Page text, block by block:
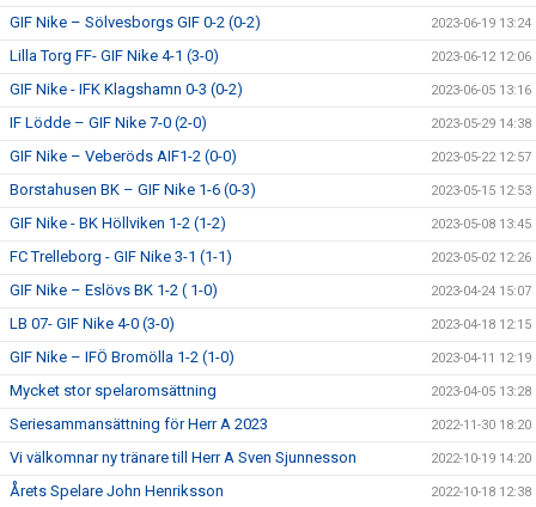
GIF Nike – Sölvesborgs GIF 0-2 (0-2) 2023-06-19 13:24
Lilla Torg FF- GIF Nike 4-1 (3-0) 2023-06-12 12:06
GIF Nike - IFK Klagshamn 0-3 (0-2) 2023-06-05 13:16
IF Lödde – GIF Nike 7-0 (2-0) 2023-05-29 14:38
GIF Nike – Veberöds AIF1-2 (0-0) 2023-05-22 12:57
Borstahusen BK – GIF Nike 1-6 (0-3) 2023-05-15 12:53
GIF Nike - BK Höllviken 1-2 (1-2) 2023-05-08 13:45
FC Trelleborg - GIF Nike 3-1 (1-1) 2023-05-02 12:26
GIF Nike – Eslövs BK 1-2 ( 1-0) 2023-04-24 15:07
LB 07- GIF Nike 4-0 (3-0) 2023-04-18 12:15
GIF Nike – IFÖ Bromölla 1-2 (1-0) 2023-04-11 12:19
Mycket stor spelaromsättning 2023-04-05 13:28
Seriesammansättning för Herr A 2023 2022-11-30 18:20
Vi välkomnar ny tränare till Herr A Sven Sjunnesson 2022-10-19 14:20
Årets Spelare John Henriksson 2022-10-18 12:38